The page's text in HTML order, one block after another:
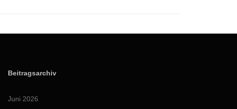
Beitragsarchiv
Juni 2026